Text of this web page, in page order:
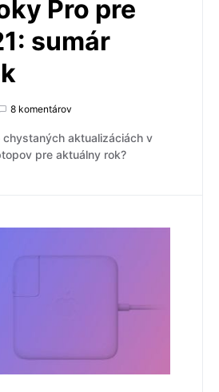
Pro pre
sumár
8 komentárov
chystaných aktualizáciách v
pre aktuálny rok?